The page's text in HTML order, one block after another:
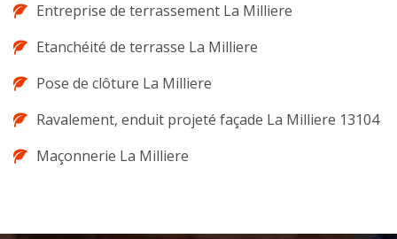
Entreprise de terrassement La Milliere
Etanchéité de terrasse La Milliere
Pose de clôture La Milliere
Ravalement, enduit projeté façade La Milliere 13104
Maçonnerie La Milliere